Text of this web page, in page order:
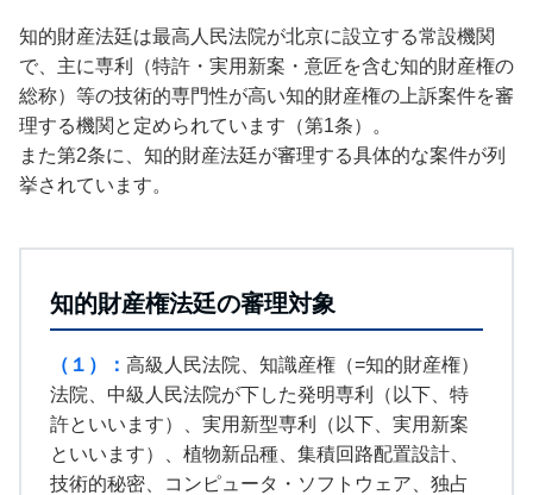
知的財産法廷は最高人民法院が北京に設立する常設機関
で、主に専利（特許・実用新案・意匠を含む知的財産権の
総称）等の技術的専門性が高い知的財産権の上訴案件を審
理する機関と定められています（第1条）。
また第2条に、知的財産法廷が審理する具体的な案件が列
挙されています。
知的財産権法廷の審理対象
（１） ： 高級人民法院、知識産権（=知的財産権）
法院、中級人民法院が下した発明専利（以下、特
許といいます）、実用新型専利（以下、実用新案
といいます）、植物新品種、集積回路配置設計、
技術的秘密、コンピュータ・ソフトウェア、独占